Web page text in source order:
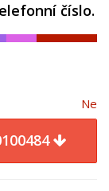
číslo.
Ne